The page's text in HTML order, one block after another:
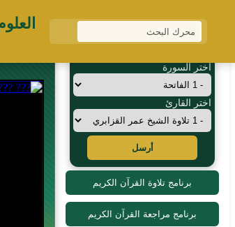
اختر السورة
اختر القارئ
أرسل
برنامج تلاوة القرآن الكريم
برنامج مراجعة القرآن الكريم